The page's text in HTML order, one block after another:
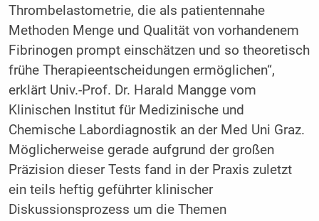
Thromb­elastometrie, die als patientennahe
Methoden ­Menge und Qualität von vorhandenem
Fibrinogen prompt einschätzen und so theoretisch
frühe Therapieentscheidungen ermöglichen“,
erklärt Univ.-Prof. Dr. Harald Mangge vom
Klinischen Institut für Medizinische und
Chemische Labordiagnostik an der Med Uni Graz.
Möglicherweise gerade aufgrund der großen
Präzision dieser Tests fand in der Praxis zuletzt
ein teils heftig geführter klinischer
Diskussionsprozess um die Themen